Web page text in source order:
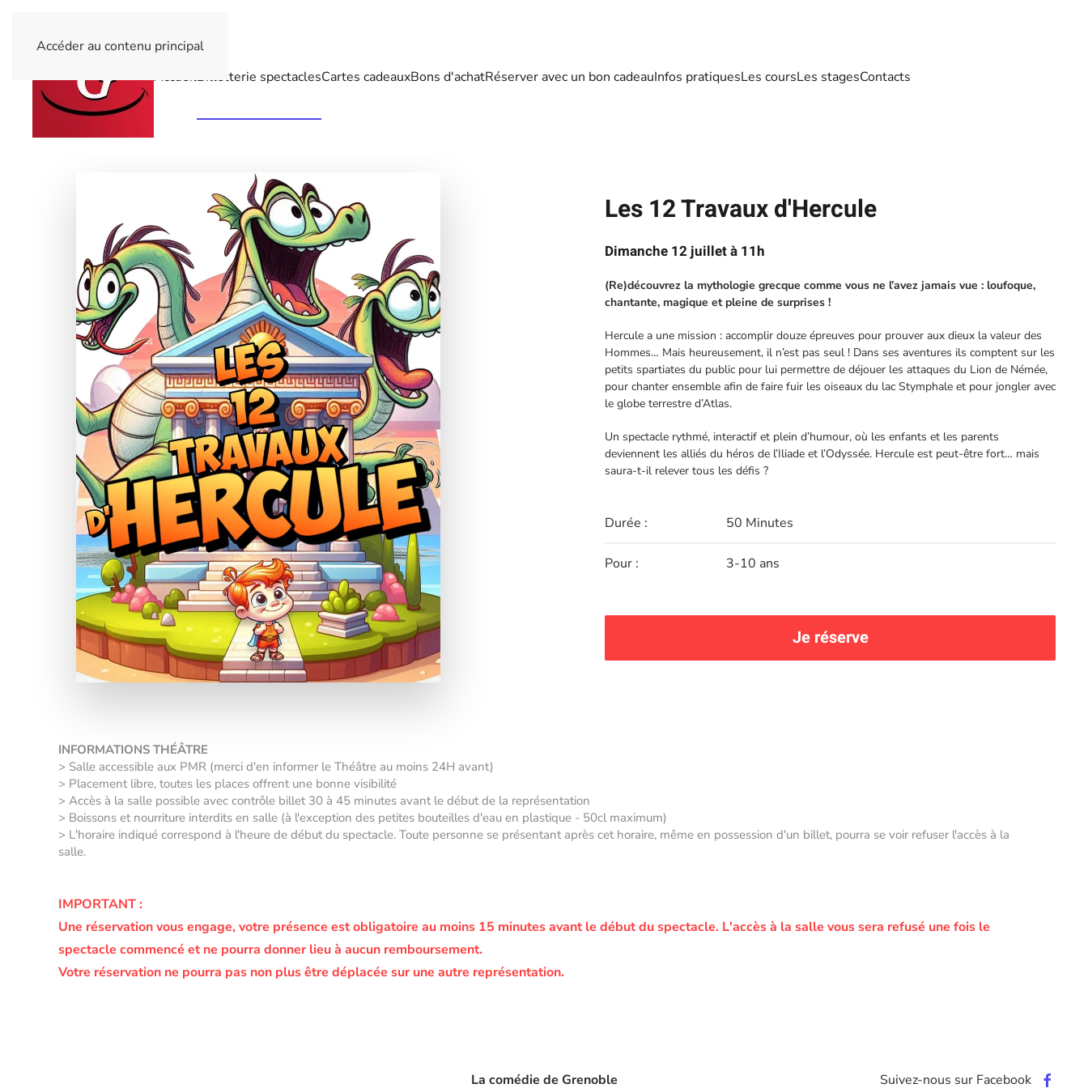
Accéder au contenu principal
AccueilBilletterie spectaclesCartes cadeauxBons d'achatRéserver avec un bon cadeauInfos pratiquesLes coursLes stagesContacts
Les 12 Travaux d'Hercule
Dimanche 12 juillet à 11h
(Re)découvrez la mythologie grecque comme vous ne l’avez jamais vue : loufoque,
chantante, magique et pleine de surprises !
Hercule a une mission : accomplir douze épreuves pour prouver aux dieux la valeur des
Hommes… Mais heureusement, il n’est pas seul ! Dans ses aventures ils comptent sur les
petits spartiates du public pour lui permettre de déjouer les attaques du Lion de Némée,
pour chanter ensemble afin de faire fuir les oiseaux du lac Stymphale et pour jongler avec
le globe terrestre d’Atlas.
Un spectacle rythmé, interactif et plein d’humour, où les enfants et les parents
deviennent les alliés du héros de l’Iliade et l’Odyssée. Hercule est peut-être fort… mais
saura-t-il relever tous les défis ?
Durée : 50 Minutes
Pour : 3-10 ans
Je réserve
INFORMATIONS THÉÂTRE
> Salle accessible aux PMR (merci d'en informer le Théâtre au moins 24H avant)
> Placement libre, toutes les places offrent une bonne visibilité
> Accès à la salle possible avec contrôle billet 30 à 45 minutes avant le début de la représentation
> Boissons et nourriture interdits en salle (à l'exception des petites bouteilles d'eau en plastique - 50cl maximum)
> L'horaire indiqué correspond à l'heure de début du spectacle. Toute personne se présentant après cet horaire, même en possession d'un billet, pourra se voir refuser l'accès à la
salle.
IMPORTANT :
Une réservation vous engage, votre présence est obligatoire au moins 15 minutes avant le début du spectacle. L'accès à la salle vous sera refusé une fois le
spectacle commencé et ne pourra donner lieu à aucun remboursement.
Votre réservation ne pourra pas non plus être déplacée sur une autre représentation.
La comédie de Grenoble Suivez-nous sur Facebook